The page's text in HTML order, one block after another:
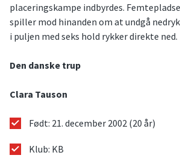
placeringskampe indbyrdes.
spiller mod hinanden om at undgå
i puljen med seks hold rykker direkte ned.
Den danske trup
Clara Tauson
Født: 21. december 2002 (20 år)
Klub: KB